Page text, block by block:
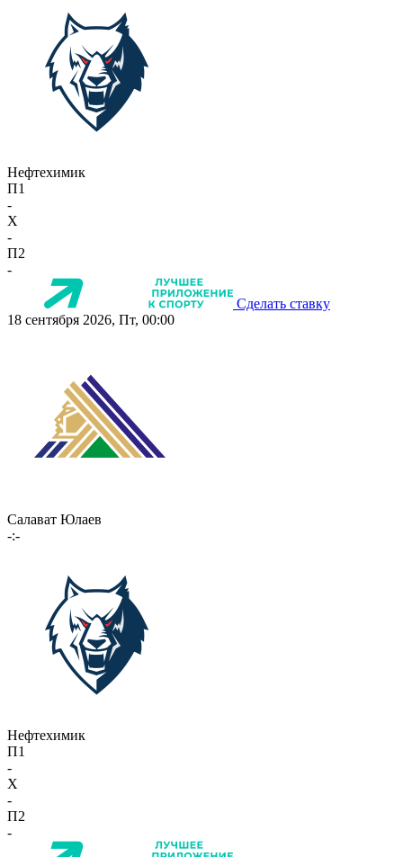
Нефтехимик
П1
-
X
-
П2
-
Сделать ставку
18 сентября 2026, Пт, 00:00
Салават Юлаев
-:-
Нефтехимик
П1
-
X
-
П2
-